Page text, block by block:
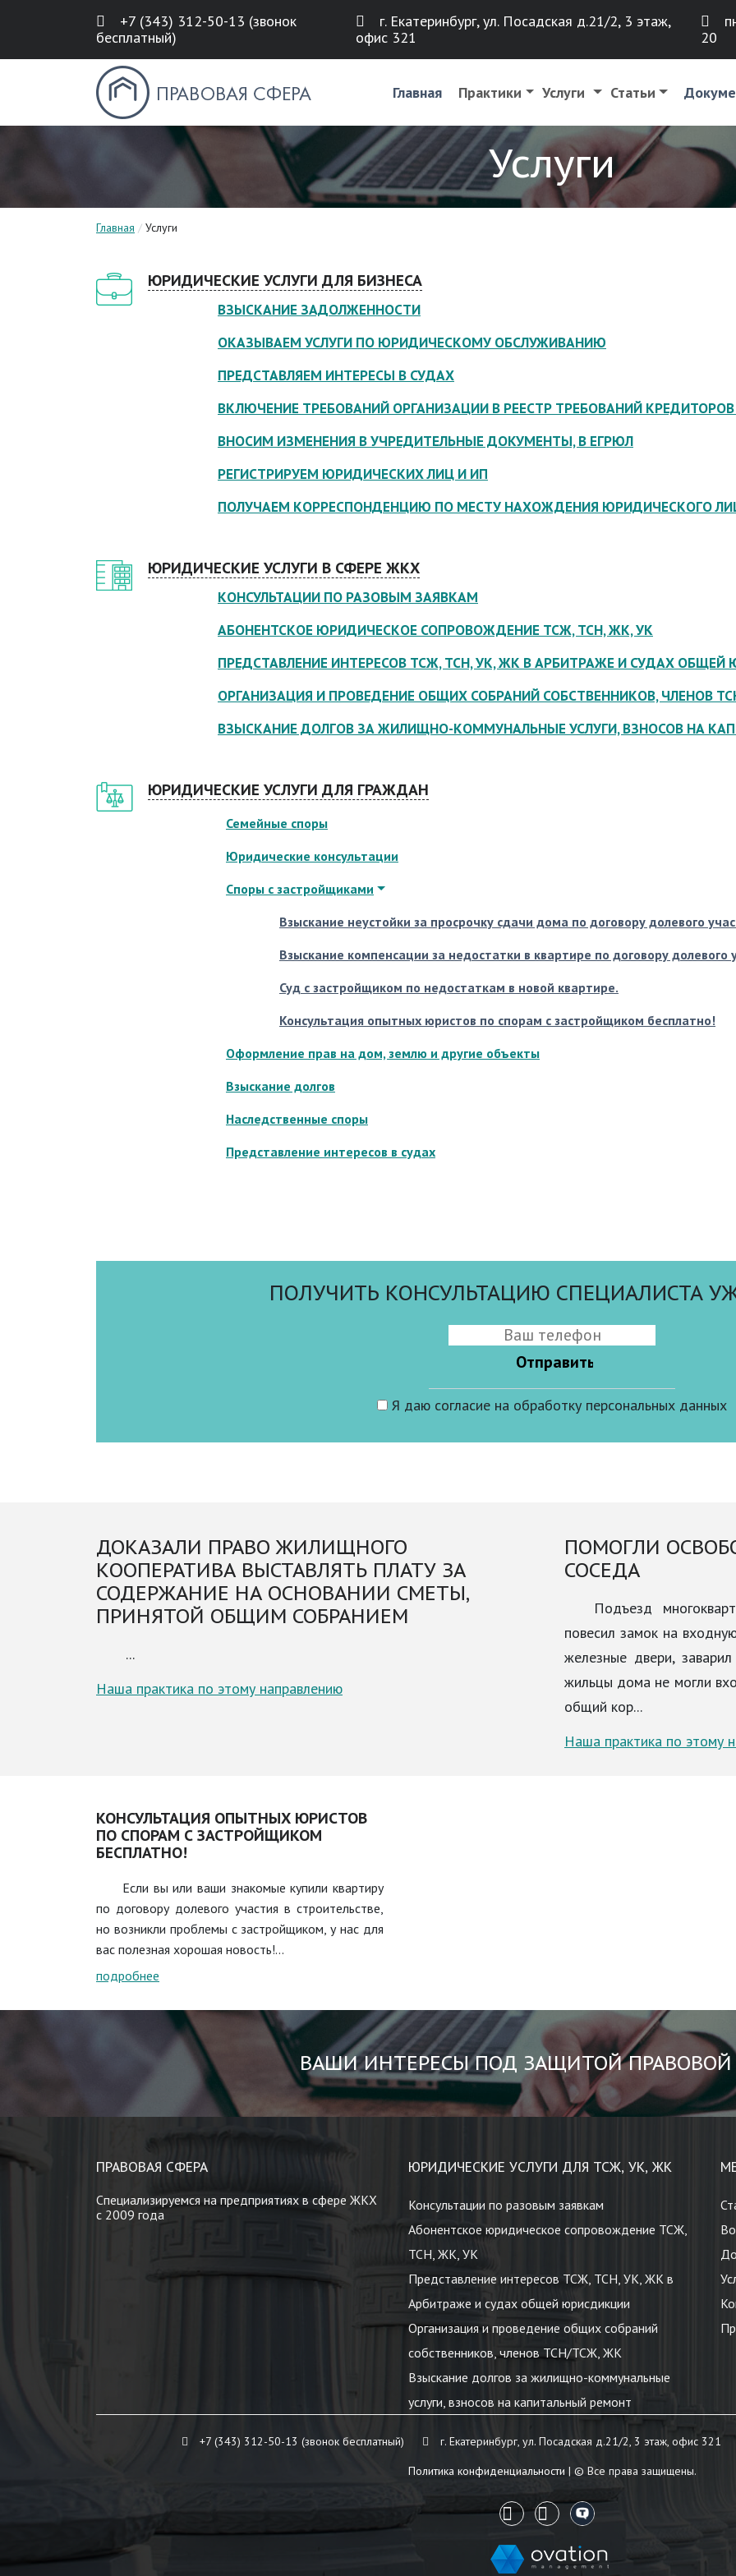
+7 (343) 312-50-13 (звонок
бесплатный)
г. Екатеринбург, ул. Посадская д.21/2, 3 этаж,
офис 321
20
Главная Практики Услуги Статьи
Услуги
Главная / Услуги
ЮРИДИЧЕСКИЕ УСЛУГИ ДЛЯ БИЗНЕСА
ВЗЫСКАНИЕ ЗАДОЛЖЕННОСТИ
ОКАЗЫВАЕМ УСЛУГИ ПО ЮРИДИЧЕСКОМУ ОБСЛУЖИВАНИЮ
ПРЕДСТАВЛЯЕМ ИНТЕРЕСЫ В СУДАХ
ВКЛЮЧЕНИЕ ТРЕБОВАНИЙ ОРГАНИЗАЦИИ В РЕЕСТР ТРЕБОВАНИЙ
ВНОСИМ ИЗМЕНЕНИЯ В УЧРЕДИТЕЛЬНЫЕ ДОКУМЕНТЫ, В ЕГРЮЛ
РЕГИСТРИРУЕМ ЮРИДИЧЕСКИХ ЛИЦ И ИП
ПОЛУЧАЕМ КОРРЕСПОНДЕНЦИЮ ПО МЕСТУ НАХОЖДЕНИЯ ЮРИДИЧЕСКОГО
ЮРИДИЧЕСКИЕ УСЛУГИ В СФЕРЕ ЖКХ
КОНСУЛЬТАЦИИ ПО РАЗОВЫМ ЗАЯВКАМ
АБОНЕНТСКОЕ ЮРИДИЧЕСКОЕ СОПРОВОЖДЕНИЕ ТСЖ, ТСН, ЖК, УК
ПРЕДСТАВЛЕНИЕ ИНТЕРЕСОВ ТСЖ, ТСН, УК, ЖК В АРБИТРАЖЕ И СУДАХ
ОРГАНИЗАЦИЯ И ПРОВЕДЕНИЕ ОБЩИХ СОБРАНИЙ СОБСТВЕННИКОВ, ЧЛЕНОВ
ВЗЫСКАНИЕ ДОЛГОВ ЗА ЖИЛИЩНО-КОММУНАЛЬНЫЕ УСЛУГИ, ВЗНОСОВ НА
ЮРИДИЧЕСКИЕ УСЛУГИ ДЛЯ ГРАЖДАН
Семейные споры
Юридические консультации
Споры с застройщиками
Взыскание неустойки за просрочку сдачи дома по договору долевого
Взыскание компенсации за недостатки в квартире по договору долевого
Суд с застройщиком по недостаткам в новой квартире.
Консультация опытных юристов по спорам с застройщиком бесплатно!
Оформление прав на дом, землю и другие объекты
Взыскание долгов
Наследственные споры
Представление интересов в судах
ПОЛУЧИТЬ КОНСУЛЬТАЦИЮ СПЕЦИАЛИСТА
Я даю согласие на обработку персональных данных
ДОКАЗАЛИ ПРАВО ЖИЛИЩНОГО
КООПЕРАТИВА ВЫСТАВЛЯТЬ ПЛАТУ ЗА
СОДЕРЖАНИЕ НА ОСНОВАНИИ СМЕТЫ,
ПРИНЯТОЙ ОБЩИМ СОБРАНИЕМ
...
Наша практика по этому направлению
ПОМОГЛИ
СОСЕДА
Подъезд
повесил замок на
железные двери,
жильцы дома не могли
общий кор...
Наша практика по этому
КОНСУЛЬТАЦИЯ ОПЫТНЫХ ЮРИСТОВ
ПО СПОРАМ С ЗАСТРОЙЩИКОМ
БЕСПЛАТНО!
Если вы или ваши знакомые купили квартиру
по договору долевого участия в строительстве,
но возникли проблемы с застройщиком, у нас для
вас полезная хорошая новость!...
подробнее
ВАШИ ИНТЕРЕСЫ ПОД ЗАЩИТОЙ ПРАВОВОЙ
ПРАВОВАЯ СФЕРА
Специализируемся на предприятиях в сфере ЖКХ
с 2009 года
ЮРИДИЧЕСКИЕ УСЛУГИ ДЛЯ ТСЖ, УК, ЖК
Консультации по разовым заявкам
Абонентское юридическое сопровождение ТСЖ,
ТСН, ЖК, УК
Представление интересов ТСЖ, ТСН, УК, ЖК в
Арбитраже и судах общей юрисдикции
Организация и проведение общих собраний
собственников, членов ТСН/ТСЖ, ЖК
Взыскание долгов за жилищно-коммунальные
услуги, взносов на капитальный ремонт
+7 (343) 312-50-13 (звонок бесплатный) г. Екатеринбург, ул. Посадская д.21/2, 3 этаж, офис 321
Политика конфиденциальности | © Все права защищены.